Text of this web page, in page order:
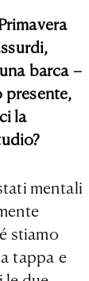
barca –
presente,
la
mentali
stiamo
tappa e